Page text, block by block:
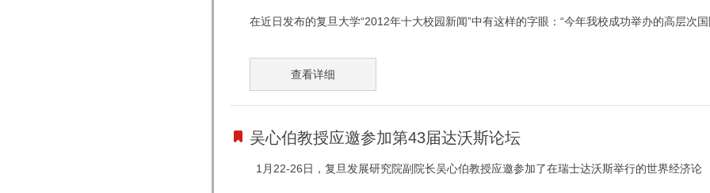
在近日发布的复旦大学“2012年十大校园新闻”中有这样的字眼：“今年我校成功举办的高层次
查看详细
吴心伯教授应邀参加第43届达沃斯论坛
1月22-26日，复旦发展研究院副院长吴心伯教授应邀参加了在瑞士达沃斯举行的世界经济论